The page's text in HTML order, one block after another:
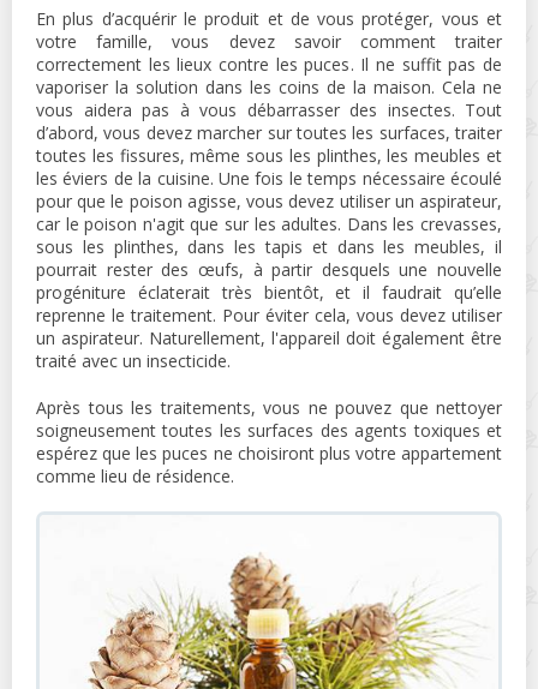
En plus d’acquérir le produit et de vous protéger, vous et
votre famille, vous devez savoir comment traiter
correctement les lieux contre les puces. Il ne suffit pas de
vaporiser la solution dans les coins de la maison. Cela ne
vous aidera pas à vous débarrasser des insectes. Tout
d’abord, vous devez marcher sur toutes les surfaces, traiter
toutes les fissures, même sous les plinthes, les meubles et
les éviers de la cuisine. Une fois le temps nécessaire écoulé
pour que le poison agisse, vous devez utiliser un aspirateur,
car le poison n'agit que sur les adultes. Dans les crevasses,
sous les plinthes, dans les tapis et dans les meubles, il
pourrait rester des œufs, à partir desquels une nouvelle
progéniture éclaterait très bientôt, et il faudrait qu’elle
reprenne le traitement. Pour éviter cela, vous devez utiliser
un aspirateur. Naturellement, l'appareil doit également être
traité avec un insecticide.
Après tous les traitements, vous ne pouvez que nettoyer
soigneusement toutes les surfaces des agents toxiques et
espérez que les puces ne choisiront plus votre appartement
comme lieu de résidence.